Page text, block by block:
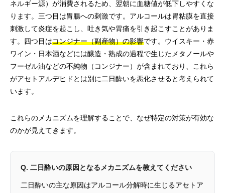
ネルギー源）が消費されるため、翌朝に血糖値が低下しやすくな
ります。三つ目は胃腸への刺激です。アルコールは胃粘膜を直接
刺激して炎症を起こし、吐き気や胃痛を引き起こすことがありま
す。四つ目はコンジナー（副産物）の影響です。ウイスキー・赤
ワイン・日本酒などには醸造・熟成の過程で生じたメタノールや
フーゼル油などの不純物（コンジナー）が含まれており、これら
がアセトアルデヒドとは別に二日酔いを悪化させると考えられて
います。
これらのメカニズムを理解することで、なぜ特定の対策が有効な
のかが見えてきます。
Q. 二日酔いの原因となるメカニズムを教えてください
二日酔いの主な原因はアルコール分解時に生じるアセトア